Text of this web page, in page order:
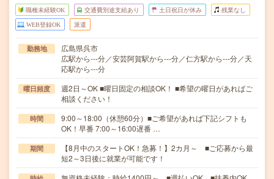
職種未経験OK 交通費別途支給あり 土日祝日が休み 残業なし
WEB登録OK 派遣
勤務地
広島県呉市
広駅から---分／安芸阿賀駅から---分／仁方駅から---分／天
応駅から---分
曜日頻度
週2日～OK ■曜日固定の相談OK！ ■希望の曜日があればご
相談ください！
時間
9:00～18:00（休憩60分）■ご希望があれば下記シフトも
OK！早番 7:00～16:00遅番 …
期間
【8月中のスタートOK！急募！】2カ月～ ■ご応募から最
短2～3日後に就業が可能です！